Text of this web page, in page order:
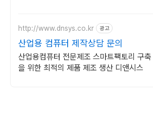
http://www.dnsys.co.kr 광고
산업용 컴퓨터 제작상담 문의
산업용컴퓨터 전문제조 스마트팩토리 구축
을 위한 최적의 제품 제조 생산 디앤시스